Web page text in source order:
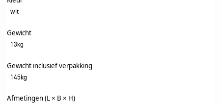
wit
Gewicht
13kg
Gewicht inclusief verpakking
145kg
Afmetingen (L × B × H)